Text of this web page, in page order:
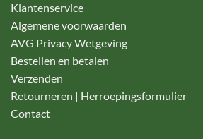
Klantenservice
Algemene voorwaarden
AVG Privacy Wetgeving
Bestellen en betalen
Verzenden
Retourneren | Herroepingsformulier
Contact